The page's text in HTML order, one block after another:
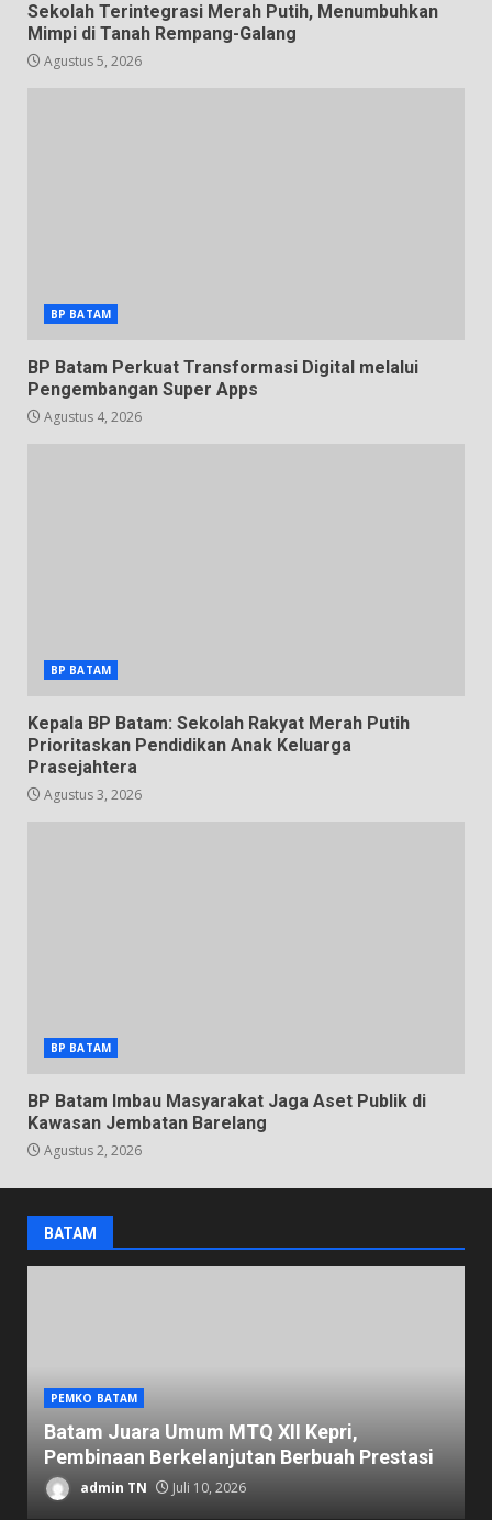
Sekolah Terintegrasi Merah Putih, Menumbuhkan
Mimpi di Tanah Rempang-Galang
Agustus 5, 2026
BP BATAM
BP Batam Perkuat Transformasi Digital melalui
Pengembangan Super Apps
Agustus 4, 2026
BP BATAM
Kepala BP Batam: Sekolah Rakyat Merah Putih
Prioritaskan Pendidikan Anak Keluarga
Prasejahtera
Agustus 3, 2026
BP BATAM
BP Batam Imbau Masyarakat Jaga Aset Publik di
Kawasan Jembatan Barelang
Agustus 2, 2026
BATAM
PEMKO BATAM
Batam Juara Umum MTQ XII Kepri,
Pembinaan Berkelanjutan Berbuah Prestasi
admin TN Juli 10, 2026